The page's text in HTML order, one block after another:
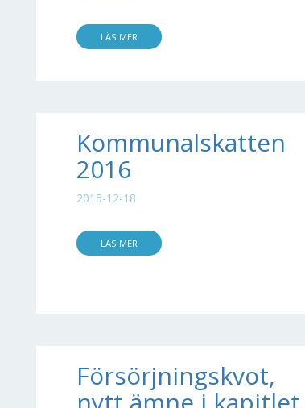
LÄS MER
Kommunalskatten
2016
2015-12-18
LÄS MER
Försörjningskvot,